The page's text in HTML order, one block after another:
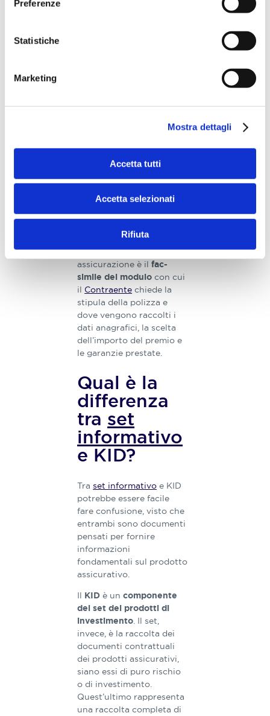
Preferenze
Statistiche
Marketing
Mostra dettagli
Accetta tutti
Accetta selezionati
Rifiuta
regole che
rappresenta un aiuto per
capire i termini tecnici.
Proposta di
assicurazione
La proposta di
assicurazione è ilfac-
simile del modulo con cui
il Contraente chiede la
stipula della polizza e
dove vengono raccolti i
dati anagrafici, la scelta
dell’importo del premio e
le garanzie prestate.
Qual è la
differenza
tra set
informativo
e KID?
Traset informativo e KID
potrebbe essere facile
fare confusione, visto che
entrambi sono documenti
pensati per fornire
informazioni
fondamentali sul prodotto
assicurativo.
Il KID è uncomponente
del set dei prodotti di
investimento. Il set,
invece, è la raccolta dei
documenti contrattuali
dei prodotti assicurativi,
siano essi di puro rischio
o di investimento.
Quest’ultimo rappresenta
una raccolta completa di